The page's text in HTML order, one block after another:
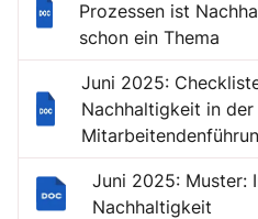
Prozessen ist
schon ein Thema
Juni 2025:
Nachhaltigkeit in der
Juni 2025: Muster:
Nachhaltigkeit